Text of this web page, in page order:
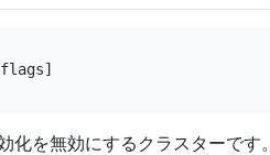
化を無効にするクラスターです。